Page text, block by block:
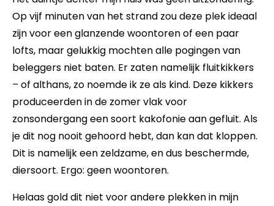
Op vijf minuten van het strand zou deze plek ideaal
zijn voor een glanzende woontoren of een paar
lofts, maar gelukkig mochten alle pogingen van
beleggers niet baten. Er zaten namelijk fluitkikkers
– of althans, zo noemde ik ze als kind. Deze kikkers
produceerden in de zomer vlak voor
zonsondergang een soort kakofonie aan gefluit. Als
je dit nog nooit gehoord hebt, dan kan dat kloppen.
Dit is namelijk een zeldzame, en dus beschermde,
diersoort. Ergo: geen woontoren.
Helaas gold dit niet voor andere plekken in mijn